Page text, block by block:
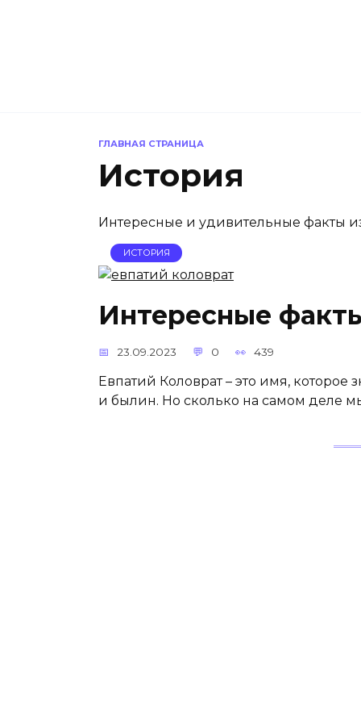
ГЛАВНАЯ СТРАНИЦА
История
Интересные и удивительные факты
ИСТОРИЯ
Интересные
23.09.2023 0 439
Евпатий Коловрат – это имя,
и былин. Но сколько на самом деле